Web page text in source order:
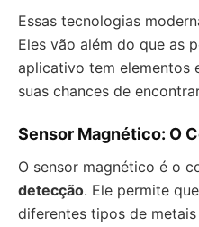
Essas tecnologias
Eles vão além do que as
aplicativo tem elementos
suas chances de
Sensor Magnético: O
O sensor magnético é o
detecção. Ele permite
diferentes tipos de